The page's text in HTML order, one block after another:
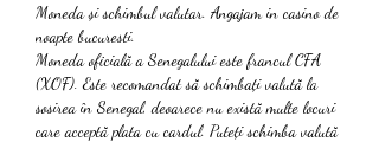
Moneda și schimbul valutar. Angajam in casino de
noapte bucuresti.
Moneda oficială a Senegalului este francul CFA
(XOF). Este recomandat să schimbați valută la
sosirea în Senegal, deoarece nu există multe locuri
care acceptă plata cu cardul. Puteți schimba valută